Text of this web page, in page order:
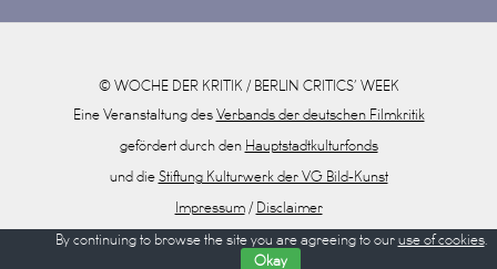
© WOCHE DER KRITIK / BERLIN CRITICS’ WEEK
Eine Veranstaltung des Verbands der deutschen Filmkritik
gefördert durch den Hauptstadtkulturfonds
und die Stiftung Kulturwerk der VG Bild-Kunst
Impressum/ Disclaimer
Datenschutz
By continuing to browse the site you are agreeing to our use of cookies.
Okay